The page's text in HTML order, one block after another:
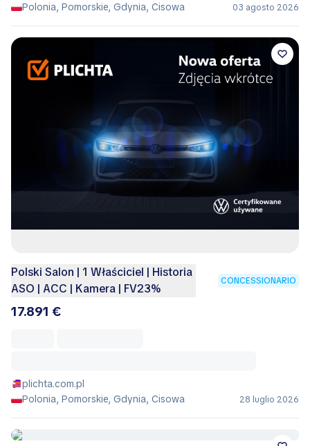
Polonia, Pomorskie, Gdynia, Cisowa
03 agosto 2026
Polski Salon | 1 Właściciel | Historia
ASO | ACC | Kamera | FV23%
CONCESSIONARIO
17.891 €
plichta.com.pl
Polonia, Pomorskie, Gdynia, Cisowa
28 luglio 2026